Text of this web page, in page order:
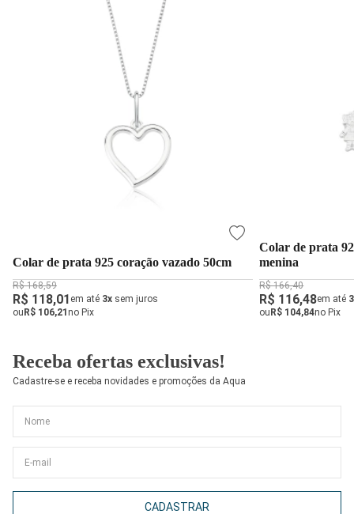
Colar de prata 925 coração vazado 50cm
R$ 168,59
R$ 118,01 em até 3x sem juros
ouR$ 106,21no Pix
Colar de prata
menina
R$ 166,40
R$ 116,48em até
ouR$ 104,84no Pix
Receba ofertas exclusivas!
Cadastre-se e receba novidades e promoções da Aqua
CADASTRAR